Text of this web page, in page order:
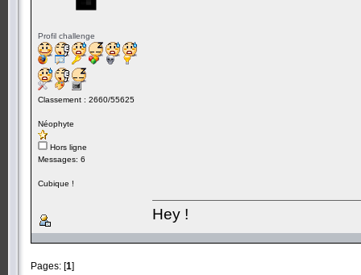
Profil challenge
Classement : 2660/55625
Néophyte
Hors ligne
Messages: 6
Cubique !
Hey !
Pages: [1]